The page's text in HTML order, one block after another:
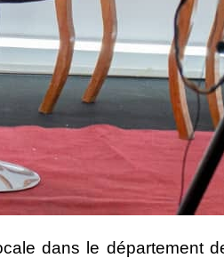
dans le département